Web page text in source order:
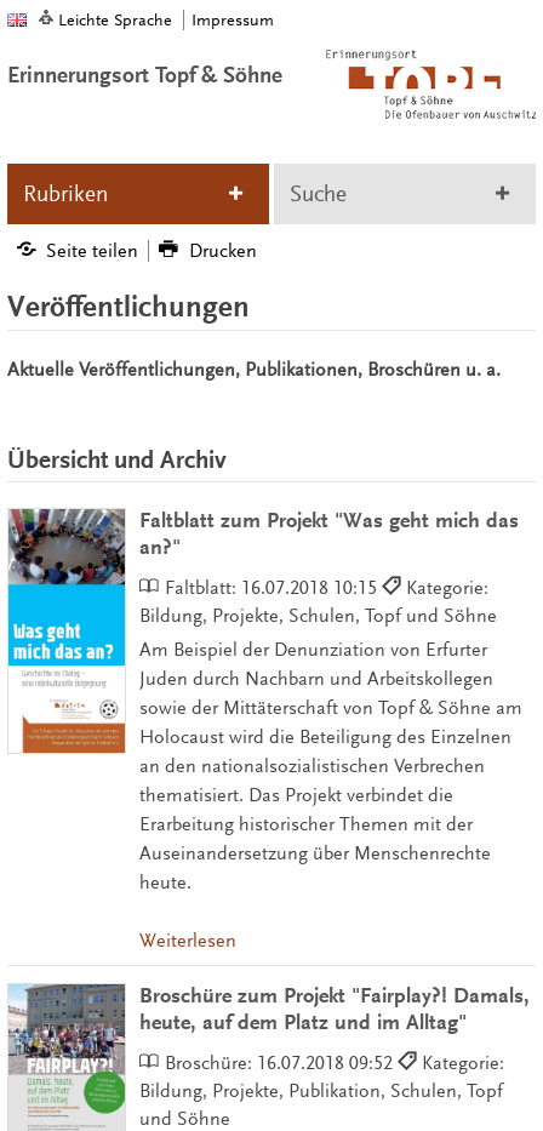
Leichte Sprache Impressum
Erinnerungsort Topf & Söhne
Rubriken Suche
Seite teilen Drucken
Veröffentlichungen
Aktuelle Veröffentlichungen, Publikationen, Broschüren u. a.
Übersicht und Archiv
Faltblatt zum Projekt "Was geht mich das
an?"
Faltblatt: 16.07.2018 10:15
Kategorie:
Bildung, Projekte, Schulen, Topf und Söhne
Am Beispiel der Denunziation von Erfurter
Juden durch Nachbarn und Arbeitskollegen
sowie der Mittäterschaft von Topf & Söhne am
Holocaust wird die Beteiligung des Einzelnen
an den nationalsozialistischen Verbrechen
thematisiert. Das Projekt verbindet die
Erarbeitung historischer Themen mit der
Auseinandersetzung über Menschenrechte
heute.
Weiterlesen
Broschüre zum Projekt "Fairplay?! Damals,
heute, auf dem Platz und im Alltag"
Broschüre: 16.07.2018 09:52
Kategorie:
Bildung, Projekte, Publikation, Schulen, Topf
und Söhne